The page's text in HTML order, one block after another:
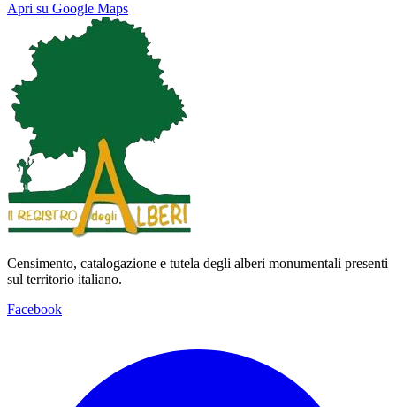
Apri su Google Maps
Map Satellite
Keyboard shortcuts
Censimento, catalogazione e tutela degli alberi monumentali presenti
sul territorio italiano.
Facebook